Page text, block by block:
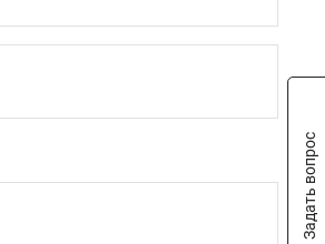
Задать вопрос